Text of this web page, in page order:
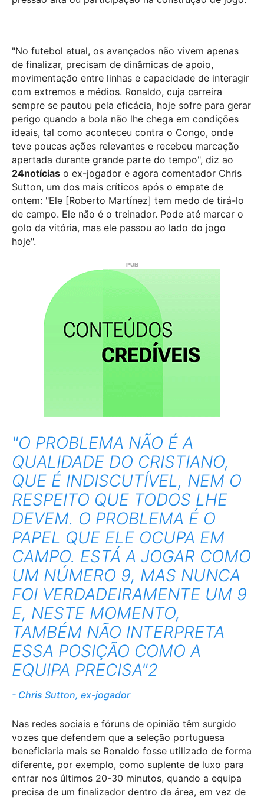
"No futebol atual, os avançados não vivem apenas
de finalizar, precisam de dinâmicas de apoio,
movimentação entre linhas e capacidade de interagir
com extremos e médios. Ronaldo, cuja carreira
sempre se pautou pela eficácia, hoje sofre para gerar
perigo quando a bola não lhe chega em condições
ideais, tal como aconteceu contra o Congo, onde
teve poucas ações relevantes e recebeu marcação
apertada durante grande parte do tempo", diz ao
24notícias o ex-jogador e agora comentador Chris
Sutton, um dos mais críticos após o empate de
ontem: "Ele [Roberto Martínez] tem medo de tirá-lo
de campo. Ele não é o treinador. Pode até marcar o
golo da vitória, mas ele passou ao lado do jogo
hoje".
"O PROBLEMA NÃO É A
QUALIDADE DO CRISTIANO,
QUE É INDISCUTÍVEL, NEM O
RESPEITO QUE TODOS LHE
DEVEM. O PROBLEMA É O
PAPEL QUE ELE OCUPA EM
CAMPO. ESTÁ A JOGAR COMO
UM NÚMERO 9, MAS NUNCA
FOI VERDADEIRAMENTE UM 9
E, NESTE MOMENTO,
TAMBÉM NÃO INTERPRETA
ESSA POSIÇÃO COMO A
EQUIPA PRECISA"2
Chris Sutton, ex-jogador
Nas redes sociais e fóruns de opinião têm surgido
vozes que defendem que a seleção portuguesa
beneficiaria mais se Ronaldo fosse utilizado de forma
diferente, por exemplo, como suplente de luxo para
entrar nos últimos 20-30 minutos, quando a equipa
precisa de um finalizador dentro da área, em vez de